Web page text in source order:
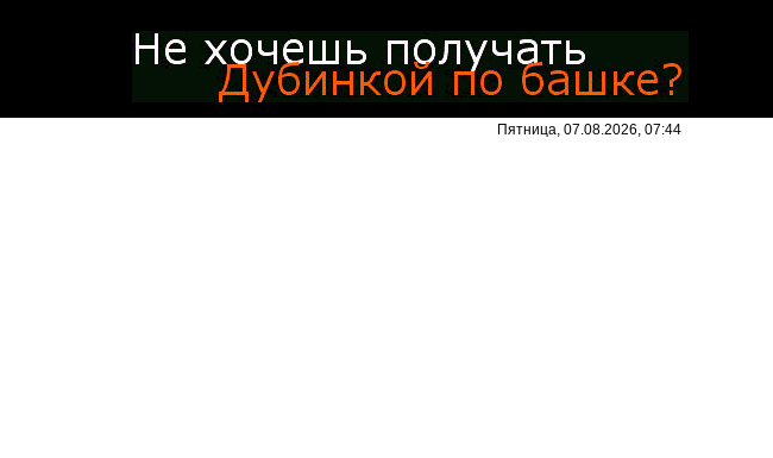
Пятница, 07.08.2026, 07:44